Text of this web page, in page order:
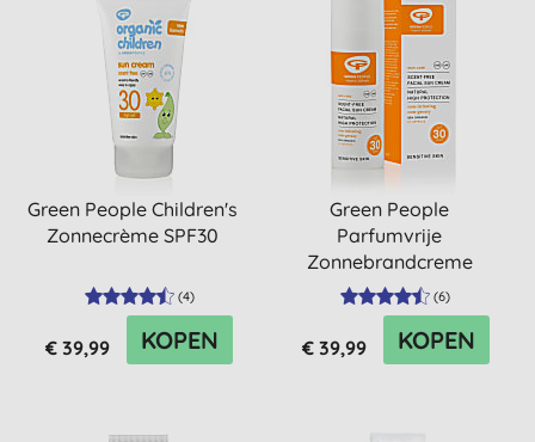
Green People Children's
Zonnecrème SPF30
(4)
€ 39,99 KOPEN
Green People
Parfumvrije
Zonnebrandcreme
Gezicht SPF30
(6)
€ 39,99 KOPEN